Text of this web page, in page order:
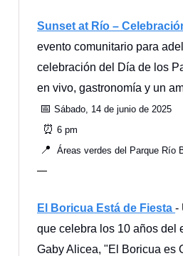
Sunset at Río –
evento comunitario para
celebración del Día de los
en vivo, gastronomía y un
📅 Sábado, 14 de junio de 2025
⏰ 6 pm
📍 Áreas verdes del Parque Río
—
El Boricua Está de Fiesta -
que celebra los 10 años del
Gaby Alicea, "El Boricua es